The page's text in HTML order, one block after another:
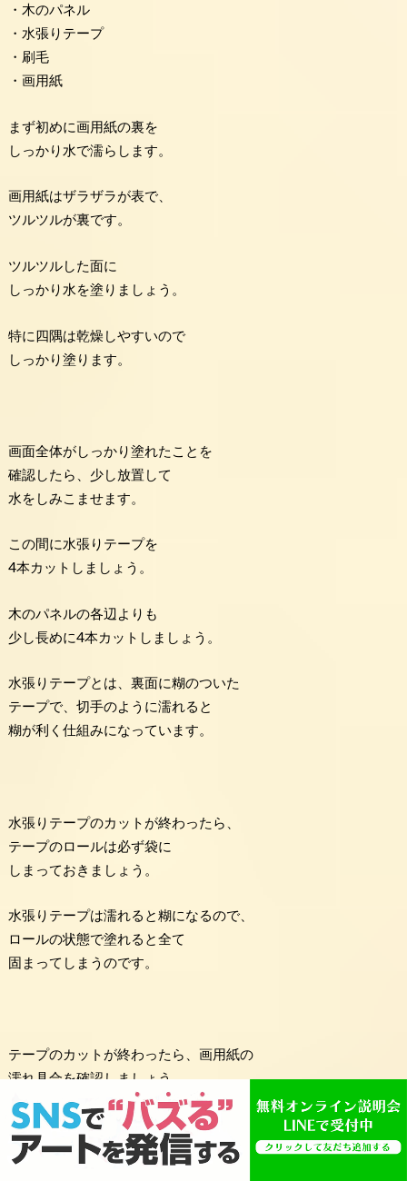
・木のパネル
・水張りテープ
・刷毛
・画用紙
まず初めに画用紙の裏を
しっかり水で濡らします。
画用紙はザラザラが表で、
ツルツルが裏です。
ツルツルした面に
しっかり水を塗りましょう。
特に四隅は乾燥しやすいので
しっかり塗ります。
画面全体がしっかり塗れたことを
確認したら、少し放置して
水をしみこませます。
この間に水張りテープを
4本カットしましょう。
木のパネルの各辺よりも
少し長めに4本カットしましょう。
水張りテープとは、裏面に糊のついた
テープで、切手のように濡れると
糊が利く仕組みになっています。
水張りテープのカットが終わったら、
テープのロールは必ず袋に
しまっておきましょう。
水張りテープは濡れると糊になるので、
ロールの状態で塗れると全て
固まってしまうのです。
テープのカットが終わったら、画用紙の
濡れ具合を確認しましょう。
おそらく、表面が乾燥している部分が
あるので、もう一度刷毛で水を塗りましょう。